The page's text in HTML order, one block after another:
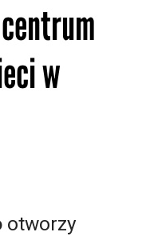
w
otworzy